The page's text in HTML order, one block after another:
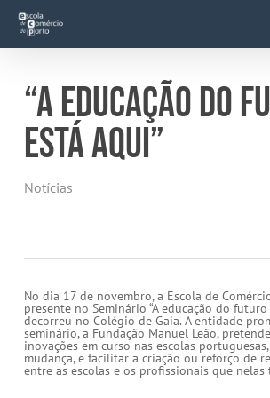
main
“A EDUCAÇÃO DO
ESTÁ AQUI”
Notícias
No dia 17 de novembro, a Escola de
presente no Seminário “A educação do
decorreu no Colégio de Gaia. A entidade
seminário, a Fundação Manuel Leão,
inovações em curso nas escolas
mudança, e facilitar a criação ou reforço de
entre as escolas e os profissionais que nelas